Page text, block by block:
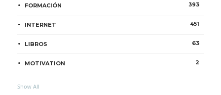
FORMACIÓN 393
INTERNET 451
LIBROS 63
MOTIVATION 2
Show All